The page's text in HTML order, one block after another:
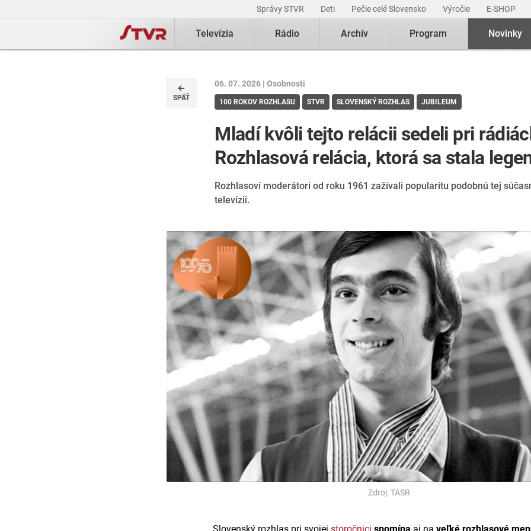
Správy STVR Deti Pečie celé Slovensko Výročie E-SHOP
Televízia Rádio Archív Program Novinky
SPÄŤ
06. 07. 2026 |Osobnosti
100 ROKOV ROZHLASU STVR SLOVENSKÝ ROZHLAS JUBILEUM
Mladí kvôli tejto relácii sedeli pri
Rozhlasová relácia, ktorá sa stala
Rozhlasoví moderátori od roku 1961 zažívali popularitu podobnú tej
televízii.
Zdroj: TASR